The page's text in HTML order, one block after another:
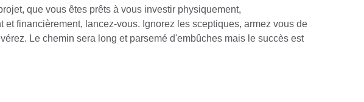
que vous êtes prêts à vous investir physiquement,
et financièrement, lancez-vous. Ignorez les sceptiques, armez vous de
Le chemin sera long et parsemé d'embûches mais le succès est